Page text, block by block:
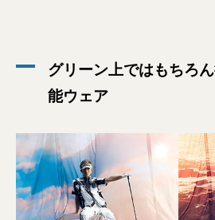
グリーン上ではもちろ
能ウェア